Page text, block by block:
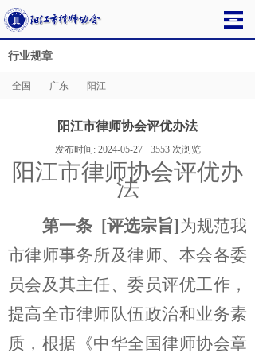
行业规章
全国 广东 阳江
阳江市律师协会评优办法
发布时间: 2024-05-27 3553 次浏览
阳江市律师协会评优办
法
第一条 [评选宗旨]为规范我
市律师事务所及律师、本会各委
员会及其主任、委员评优工作，
提高全市律师队伍政治和业务素
质，根据《中华全国律师协会章